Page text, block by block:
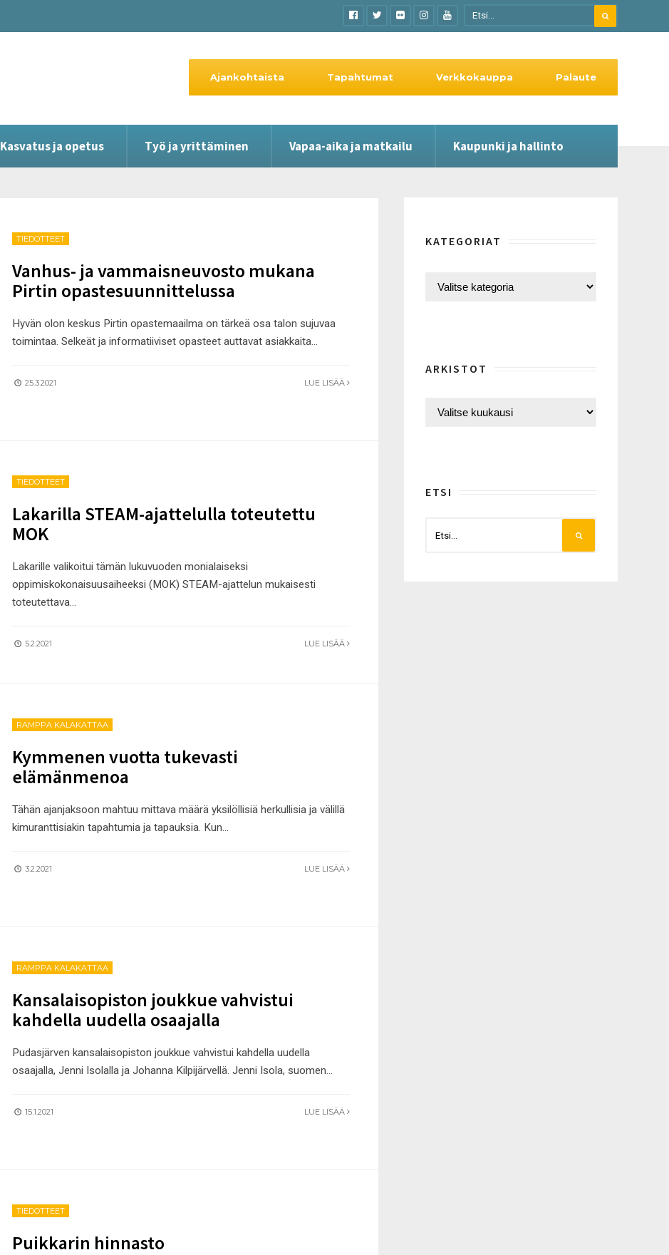
Kasvatus ja opetus Työ ja yrittäminen Vapaa-aika ja matkailu Kaupunki ja hallinto
Ajankohtaista Tapahtumat Verkkokauppa Palaute
TIEDOTTEET
Vanhus- ja vammaisneuvosto mukana
Pirtin opastesuunnittelussa
Hyvän olon keskus Pirtin opastemaailma on tärkeä osa talon sujuvaa
toimintaa. Selkeät ja informatiiviset opasteet auttavat asiakkaita...
25.3.2021 LUE LISÄÄ
TIEDOTTEET
Lakarilla STEAM-ajattelulla toteutettu
MOK
Lakarille valikoitui tämän lukuvuoden monialaiseksi
oppimiskokonaisuusaiheeksi (MOK) STEAM-ajattelun mukaisesti
toteutettava...
5.2.2021 LUE LISÄÄ
RAMPPA KALAKATTAA
Kymmenen vuotta tukevasti
elämänmenoa
Tähän ajanjaksoon mahtuu mittava määrä yksilöllisiä herkullisia ja välillä
kimuranttisiakin tapahtumia ja tapauksia. Kun...
3.2.2021 LUE LISÄÄ
RAMPPA KALAKATTAA
Kansalaisopiston joukkue vahvistui
kahdella uudella osaajalla
Pudasjärven kansalaisopiston joukkue vahvistui kahdella uudella
osaajalla, Jenni Isolalla ja Johanna Kilpijärvellä. Jenni Isola, suomen...
15.1.2021 LUE LISÄÄ
TIEDOTTEET
Puikkarin hinnasto
KATEGORIAT
ARKISTOT
ETSI